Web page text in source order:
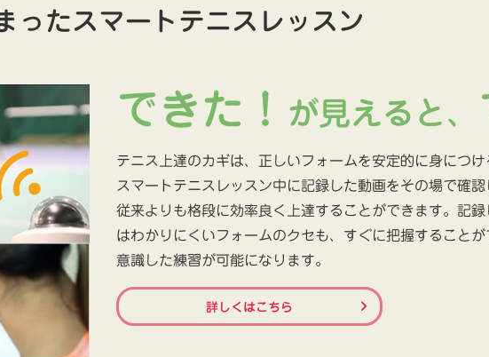
ったスマートテニスレッスン
できた！ が見えると、
テニス上達のカギは、正しいフォームを安定的に身につけ
スマートテニスレッスン中に記録した動画をその場で確
従来よりも格段に効率良く上達することができます。記
はわかりにくいフォームのクセも、すぐに把握すること
意識した練習が可能になります。
詳しくはこちら